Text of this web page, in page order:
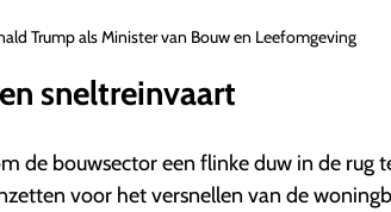
Trump als Minister van Bouw en Leefomgeving
sneltreinvaart
de bouwsector een flinke duw in de rug
voor het versnellen van de